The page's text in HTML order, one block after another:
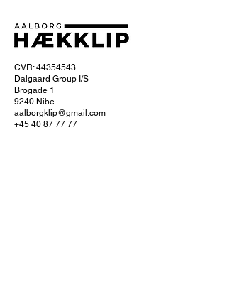
CVR: 44354543
Dalgaard Group I/S
Brogade 1
9240 Nibe
aalborgklip@gmail.com
+45 40 87 77 77